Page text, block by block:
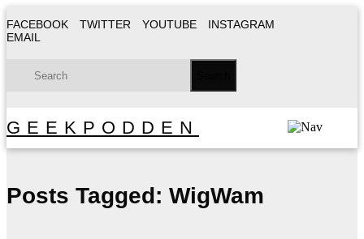
FACEBOOK TWITTER YOUTUBE
INSTAGRAM
EMAIL
GEEKPODDEN
Posts Tagged: WigWam